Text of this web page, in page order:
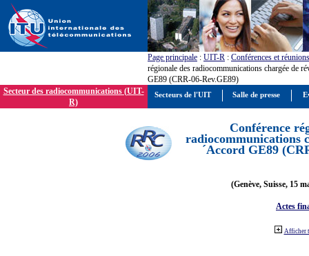
Page principale : UIT-R : Conférences et réunions
régionale des radiocommunications chargée de
GE89 (CRR-06-Rev.GE89)
Secteur des radiocommunications (UIT-
R)
Conférence
radiocommunications
´Accord GE89
(Genève, Suisse, 15
Actes
Afficher
Secteurs de l'UIT Salle de presse